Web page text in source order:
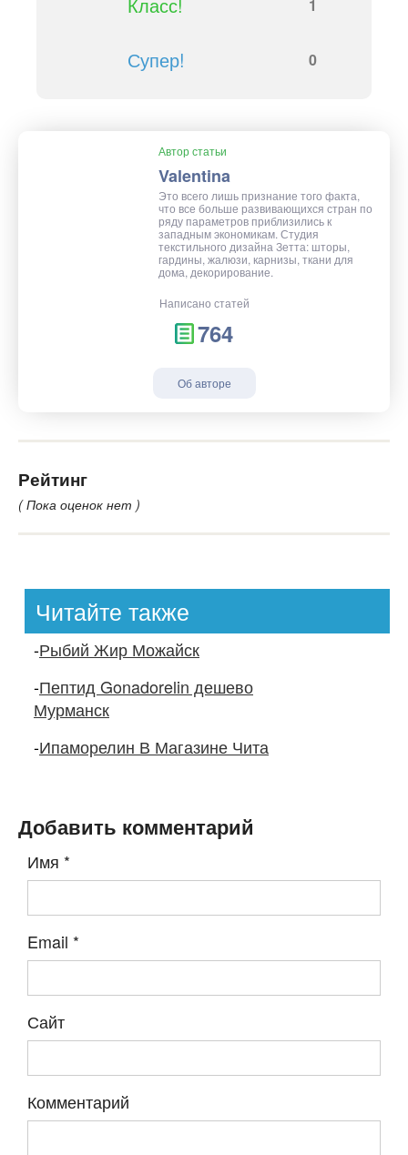
1
Супер! 0
Автор статьи
Valentina
Это всего лишь признание того факта,
что все больше развивающихся стран по
ряду параметров приблизились к
западным экономикам. Студия
текстильного дизайна Зетта: шторы,
гардины, жалюзи, карнизы, ткани для
дома, декорирование.
Написано статей
764
Об авторе
Рейтинг
( Пока оценок нет )
Читайте также
-Рыбий Жир Можайск
-Пептид Gonadorelin дешево
Мурманск
-Ипаморелин В Магазине Чита
Добавить комментарий
Имя *
Email *
Сайт
Комментарий